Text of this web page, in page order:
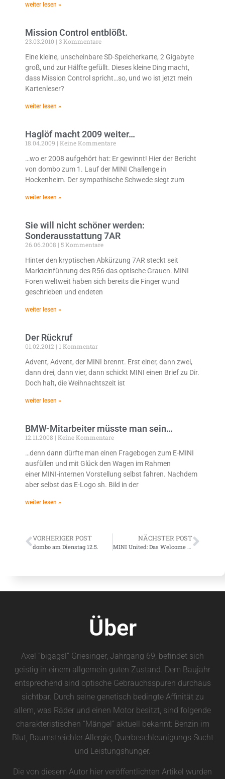
weiter lesen »
Mission Control entblößt.
23.03.2010
3 Kommentare
Eine kleine, unscheinbare SD-Speicherkarte, 2 Gigabyte
groß, und zur Hälfte gefüllt. Dieses kleine Ding macht,
dass Mission Control spricht…so, und wo ist jetzt mein
Kartenleser?
weiter lesen »
Haglöf macht 2009 weiter…
18.04.2009
Keine Kommentare
…wo er 2008 aufgehört hat: Er gewinnt! Hier der Bericht
von dombo zum 1. Lauf der MINI Challenge in
Hockenheim. Der sympathische Schwede siegt zum
weiter lesen »
Sie will nicht schöner werden:
Sonderausstattung 7AR
26.06.2008
5 Kommentare
Hinter den kryptischen Abkürzung 7AR steckt seit
Markteinführung des R56 das optische Grauen. MINI
Foren weltweit haben sich bereits die Finger wund
geschrieben und endeten
weiter lesen »
Der Rückruf
01.02.2012
1 Kommentar
Advent, Advent, der MINI brennt. Erst einer, dann zwei,
dann drei, dann vier, dann schickt MINI einen Brief zu Dir.
Doch halt, die Weihnachtszeit ist
weiter lesen »
BMW-Mitarbeiter müsste man sein…
12.11.2008
Keine Kommentare
…denn dann dürfte man einen Fragebogen zum E-MINI
ausfüllen und mit Glück den Wagen im Rahmen
einer MINI-internen Vorstellung selbst fahren. Nachdem
aber selbst das E-Logo sh. Bild in der
weiter lesen »
VORHERIGER POST
dombo am Dienstag 12.5.
NÄCHSTER POST
Über
Axel “bigagsl” Griesinger, Jahrgang 69, befindet sich
geistig in einem allgemein guten Zustand. Dem Baujahr
entsprechend sind optische Gebrauchsspuren durchaus
sichtbar. Durch seine genetisch bedingte Affinität zu
allem, was Räder und einen Motor besitzt, sind folgende
charakteristischen “Mängel” aktuell bekannt: Benzin im
Blut, Baumstreichler Allergie, Querbeschleunigungs Sucht
und Leistungshunger.
Die von diesem Autor hier veröffentlichten Artikel wurden